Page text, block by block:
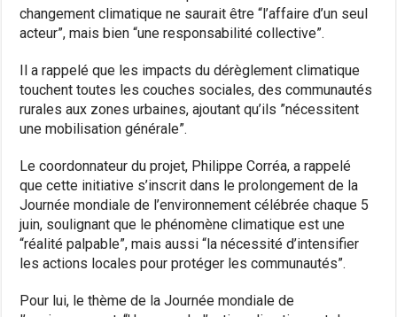
changement climatique ne saurait être “l’affaire d’un seul
acteur”, mais bien “une responsabilité collective”.
Il a rappelé que les impacts du dérèglement climatique
touchent toutes les couches sociales, des communautés
rurales aux zones urbaines, ajoutant qu’ils ”nécessitent
une mobilisation générale”.
Le coordonnateur du projet, Philippe Corréa, a rappelé
que cette initiative s’inscrit dans le prolongement de la
Journée mondiale de l’environnement célébrée chaque 5
juin, soulignant que le phénomène climatique est une
“réalité palpable”, mais aussi “la nécessité d’intensifier
les actions locales pour protéger les communautés”.
Pour lui, le thème de la Journée mondiale de